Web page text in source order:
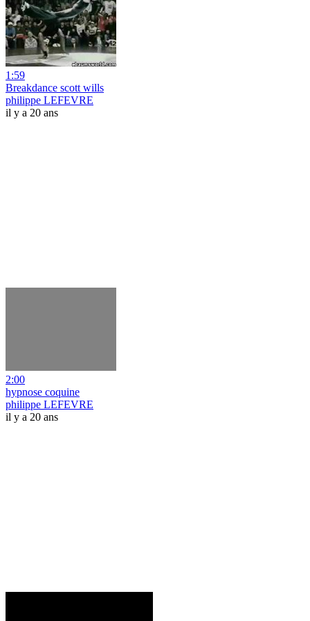
1:59
Breakdance scott wills
philippe LEFEVRE
il y a 20 ans
2:00
hypnose coquine
philippe LEFEVRE
il y a 20 ans